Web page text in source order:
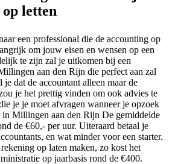
letten
een professional die de accounting op
om jouw eisen en wensen op een
te zijn zal je uitkomen bij een
aan den Rijn die perfect aan zal
dat de accountant alleen maar de
je het prettig vinden om ook advies te
je je moet afvragen wanneer je opzoek
in Millingen aan den Rijn De gemiddelde
de €60,- per uur. Uiteraard betaal je
en wat minder voor een starter.
op laten maken, zo kost het
op jaarbasis rond de €400.